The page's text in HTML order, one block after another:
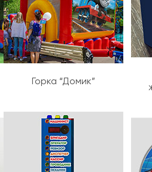
Горка “Домик”